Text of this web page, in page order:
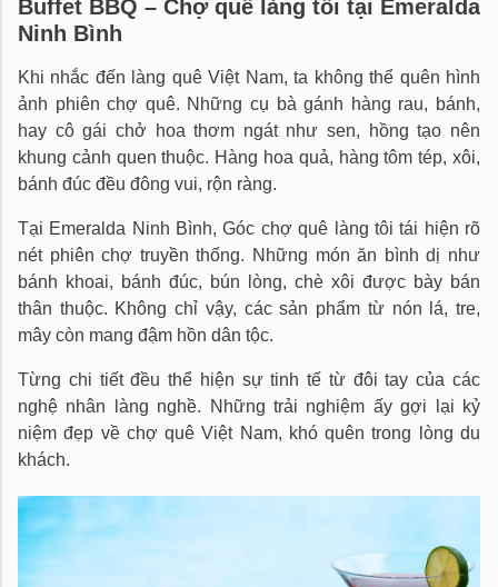
Buffet BBQ – Chợ quê làng tôi tại Emeralda
Ninh Bình
Khi nhắc đến làng quê Việt Nam, ta không thể quên hình
ảnh phiên chợ quê. Những cụ bà gánh hàng rau, bánh,
hay cô gái chở hoa thơm ngát như sen, hồng tạo nên
khung cảnh quen thuộc. Hàng hoa quả, hàng tôm tép, xôi,
bánh đúc đều đông vui, rộn ràng.
Tại Emeralda Ninh Bình, Góc chợ quê làng tôi tái hiện rõ
nét phiên chợ truyền thống. Những món ăn bình dị như
bánh khoai, bánh đúc, bún lòng, chè xôi được bày bán
thân thuộc. Không chỉ vậy, các sản phẩm từ nón lá, tre,
mây còn mang đậm hồn dân tộc.
Từng chi tiết đều thể hiện sự tinh tế từ đôi tay của các
nghệ nhân làng nghề. Những trải nghiệm ấy gợi lại kỷ
niệm đẹp về chợ quê Việt Nam, khó quên trong lòng du
khách.